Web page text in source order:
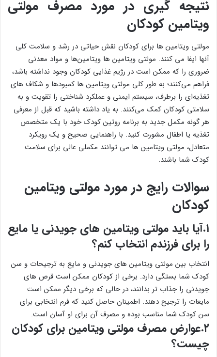
نتیجه گیری در مورد مصرف مولتی
ویتامین کودکان
مولتی ویتامین ها برای کودکان نقش حیاتی در رشد و سلامت کلی
آنها ایفا می کنند. مولتی ویتامین ها ویتامین‌ها و مواد معدنی
ضروری را که ممکن است در رژیم غذایی کودکان وجود نداشته باشد،
فراهم می‌کنند؛ به طور کلی مولتی ویتامین ها کمبودها و شکاف های
تغذیه‌ای را برطرف، سیستم ایمنی و عملکرد شناختی را تقویت و به
سلامتی کودکان کمک می‌کنند. به یاد داشته باشید که قبل از معرفی
هر گونه مکمل جدید به برنامه روتین کودک خود با یک متخصص
تغذیه یا اطفال مشورت کنید. با راهنمایی صحیح و یک رویکرد
متعادل، مولتی ویتامین ها می توانند مکملی عالی برای سلامت
کودک شما باشند.
سوالات رایج در مورد مولتی ویتامین
کودکان
۱.آیا باید مولتی ویتامین های جویدنی یا مایع
را برای فرزندم انتخاب کنم؟
انتخاب بین مولتی ویتامین های جویدنی و مایع به ترجیحات و سن
کودک شما بستگی دارد. برخی از کودکان ممکن است قرص های
جویدنی را جذاب تر بدانند، در حالی که برخی دیگر ممکن است
مایعات را ترجیح دهند. اطمینان حاصل کنید که فرم انتخابی برای
سن کودک شما مناسب بوده و مصرف آن برای او آسان است.
۲.عوارض مصرف مولتی ویتامین برای کودکان
چیست؟